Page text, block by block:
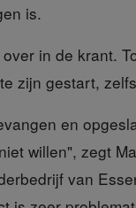
is.
in de krant.
zijn gestart,
en
willen", zegt
van